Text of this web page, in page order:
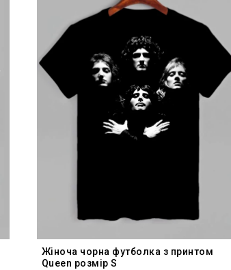
Жіноча чорна футболка з принтом
Queen розмір S